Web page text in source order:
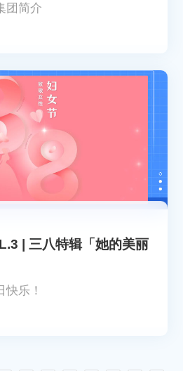
团简介
| 三八特辑「她的美丽
乐！